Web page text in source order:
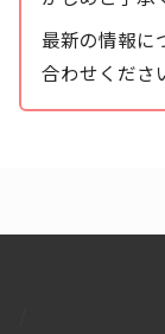
最新の情報に
合わせくださ